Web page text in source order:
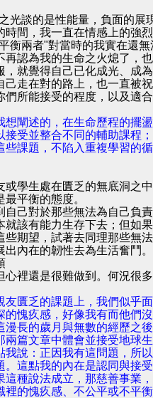
光談的是性能量，負面的展
時間，我一直在情感上的強
衡兩者"對當時的我實在還無
再認為我的生命之火熄了，
，就覺得自己已化成光、成
己走在對的路上，也一直被
們所能接受的程度，以及適
想闡述的，在生命歷程的擺
接受並整合不同的輔助課程
些課題，不陷入重複學習的
或學生處在匱乏的無底洞之
最平衡的態度。
自己對於那些無法為自己負
就該有能力生存下去；但如
些期望，試著去同理那些無
出內在的韌性去為生活奮鬥
心裡還是很難做到。何況很
友匱乏的課題上，我們似乎
的愧疚感，好像我有而他們
漫長的歲月與無數的經歷之
兩篇文章中體會並接受地球
我說：正因我有這問題，所
。這點我的內在是認同與接
這種說法成立，那慈善事業
裡的愧疚感、不公平或不平